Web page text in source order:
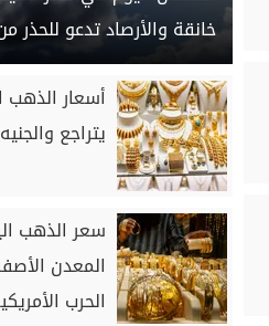
خانقة والأرصاد تدعو للحذر
يتراجع
سعر الذهب
المعدن
الحرب